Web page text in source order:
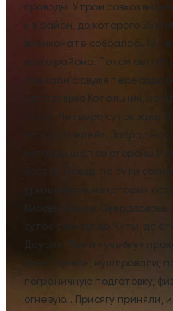
проводы. Утром совхоз
и в район, до которого 25
военкомате собралось 12
всего района. Потом
поехали с двумя
на станцию Котельнич, на
пункт. Четверо суток ждали
«покупателей». Забрал нас
который шёл со стороны
Восток. Поезд по пути
призывников, некоторых
Кирове, Пензе, Свердловске.
суток доехал до Читы, до
Даурия. Там и «учебку»
июнь. Гоняли, муштровали,
пограничную подготовку,
огневую… Присягу приняли, и